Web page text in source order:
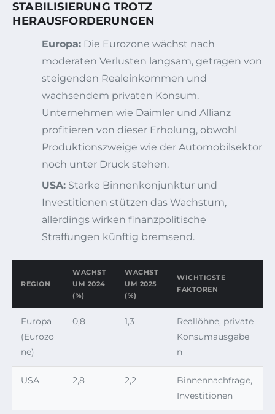
STABILISIERUNG TROTZ
HERAUSFORDERUNGEN
Europa: Die Eurozone wächst nach
moderaten Verlusten langsam, getragen von
steigenden Realeinkommen und
wachsendem privaten Konsum.
Unternehmen wie Daimler und Allianz
profitieren von dieser Erholung, obwohl
Produktionszweige wie der Automobilsektor
noch unter Druck stehen.
USA: Starke Binnenkonjunktur und
Investitionen stützen das Wachstum,
allerdings wirken finanzpolitische
Straffungen künftig bremsend.
REGION
WACHST
UM 2024
(%)
WACHST
UM 2025
(%)
WICHTIGSTE
FAKTOREN
Europa
(Eurozo
ne)
0,8 1,3
Reallöhne, private
Konsumausgabe
n
USA 2,8 2,2
Binnennachfrage,
Investitionen